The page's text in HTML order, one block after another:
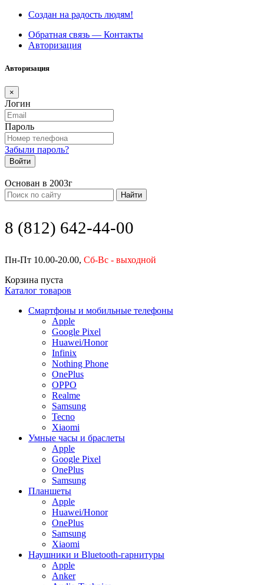
Создан на радость людям!
Обратная связь — Контакты
Авторизация
Авторизация
×
Логин
Пароль
Забыли пароль?
Войти
Основан в 2003г
Найти
8 (812) 642-44-00
Пн-Пт 10.00-20.00, Сб-Вс - выходной
Корзина пуста
Каталог товаров
Смартфоны и мобильные телефоны
Apple
Google Pixel
Huawei/Honor
Infinix
Nothing Phone
OnePlus
OPPO
Realme
Samsung
Tecno
Xiaomi
Умные часы и браслеты
Apple
Google Pixel
OnePlus
Samsung
Планшеты
Apple
Huawei/Honor
OnePlus
Samsung
Xiaomi
Наушники и Bluetooth-гарнитуры
Apple
Anker